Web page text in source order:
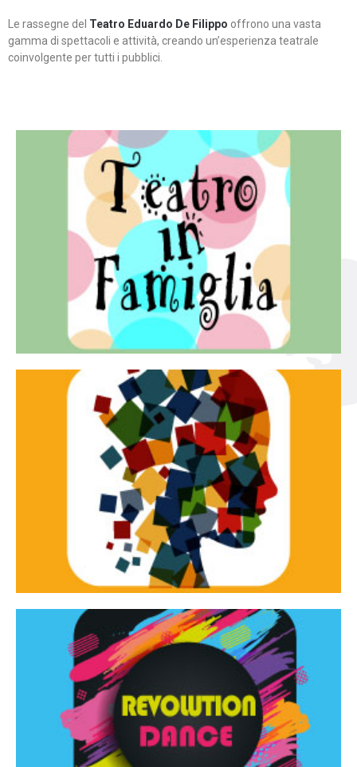
Le rassegne del Teatro Eduardo De Filippo offrono una vasta
gamma di spettacoli e attività, creando un’esperienza teatrale
coinvolgente per tutti i pubblici.
Teatro in famiglia
Teatro In Famiglia è una rassegna di teatro concepita
per far condividere e godere del teatro all’intera
famiglia.
Continua
Tracce dinamiche
Tracce Dinamiche è una rassegna di teatro
d’innovazione e sperimentale.
Continua
Revolution Dance
Rassegna di danza contemporanea – I Edizione